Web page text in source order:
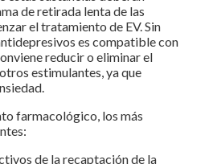
de retirada lenta de las
el tratamiento de EV. Sin
es compatible con
reducir o eliminar el
estimulantes, ya que
farmacológico, los más
de la recaptación de la